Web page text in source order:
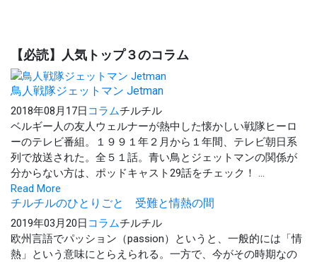
【必読】人気トップ３のコラム
鳥人戦隊ジェットマン Jetman
2018年08月17日 コラムチルチル
ベルギー人の友人ウェルナーが熱中した懐かしい戦隊ヒーロ
ーのテレビ番組。１９９１年２月から１年間、テレビ朝日系
列で放送された。全５１話。青い鳥とジェットマンの関係が
分からない方は、ポッドキャスト29話をチェック！ ...
Read More
チルチルのひとりごと 受難と情熱の間
2019年03月20日 コラムチルチル
欧州言語でパッション（passion）というと、一般的には「情
熱」という意味にとらえられる。一方で、今がその時期なの